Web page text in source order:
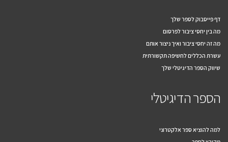
דף פייסבוק לספר שלך
מה בין יחסי ציבור לפרסום
מה זה יחסי ציבור ואיך ניצור אותם
עשרת הכללים לחשיפה תקשורתית
שיווק הספר הדיגיטלי שלך
הספר הדיגיטלי
למה להוציא ספר אלקטרוני